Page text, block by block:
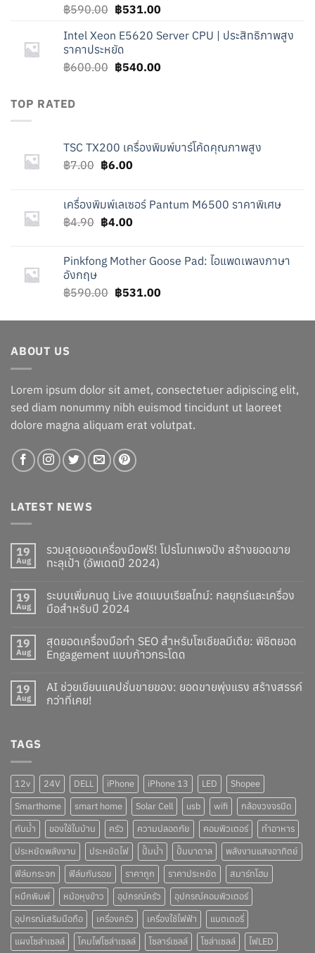
฿590.00 Original
was:
฿590.00.
฿531.00Current
is:
Intel Xeon E5620 Server CPU | ประสิทธิภาพสูง
ราคาประหยัด
฿600.00 Original
฿540.00Current
TOP RATED
TSC TX200 เครื่องพิมพ์บาร์โค้ดคุณภาพสูง
฿7.00 Original
฿7.00.
฿6.00Current
฿6.00.
เครื่องพิมพ์เลเซอร์ Pantum M6500 ราคาพิเศษ
฿4.90 Original
฿4.90.
฿4.00Current
฿4.00.
Pinkfong Mother Goose Pad: ไอแพดเพลงภาษา
อังกฤษ
฿590.00 Original
was:
฿531.00Current
is:
ABOUT US
Lorem ipsum dolor sit amet, consectetuer adipiscing elit,
sed diam nonummy nibh euismod tincidunt ut laoreet
dolore magna aliquam erat volutpat.
LATEST NEWS
19
Aug
รวมสุดยอดเครื่องมือฟรี! โปรโมทเพจปัง สร้างยอดขาย
ทะลุเป้า (อัพเดตปี 2024)
19
Aug
ระบบเพิ่มคนดู Live สดแบบเรียลไทม์: กลยุทธ์และเครื่อง
มือสำหรับปี 2024
19
Aug
สุดยอดเครื่องมือทำ SEO สำหรับโซเชียลมีเดีย: พิชิตยอด
Engagement แบบก้าวกระโดด
19
Aug
AI ช่วยเขียนแคปชั่นขายของ: ยอดขายพุ่งแรง สร้างสรรค์
กว่าที่เคย!
TAGS
12v 24V DELL iPhone iPhone 13 LED
Shopee
Smarthome
smart home Solar Cell usb wifi
กล้องวงจรปิด
กันน้ำ
ของใช้ในบ้าน ครัว ความปลอดภัย คอมพิวเตอร์
ทำอาหาร
ประหยัดพลังงาน
ประหยัดไฟ ปั๊มน้ำ ปั๊มบาดาล
พลังงานแสงอาทิตย์
ฟิล์มกระจก
ฟิล์มกันรอย ราคาถูก ราคาประหยัด
สมาร์ทโฮม
หมึกพิมพ์
หม้อหุงข้าว อุปกรณ์ครัว
อุปกรณ์คอมพิวเตอร์
อุปกรณ์เสริมมือถือ
เครื่องครัว เครื่องใช้ไฟฟ้า
แบตเตอรี่
แผงโซล่าเซลล์
โคมไฟโซล่าเซลล์ โซลาร์เซลล์ โซล่าเซลล์ ไฟLED